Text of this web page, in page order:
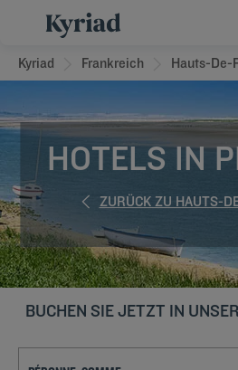
Kyriad Frankreich Hauts-De-
HOTELS IN
ZURÜCK ZU HAUTS-
BUCHEN SIE JETZT IN